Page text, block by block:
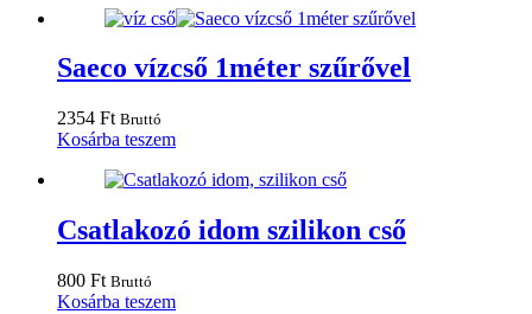
Saeco vízcső 1méter szűrővel
2354 Ft Bruttó
Kosárba teszem
Csatlakozó idom szilikon cső
800 Ft Bruttó
Kosárba teszem